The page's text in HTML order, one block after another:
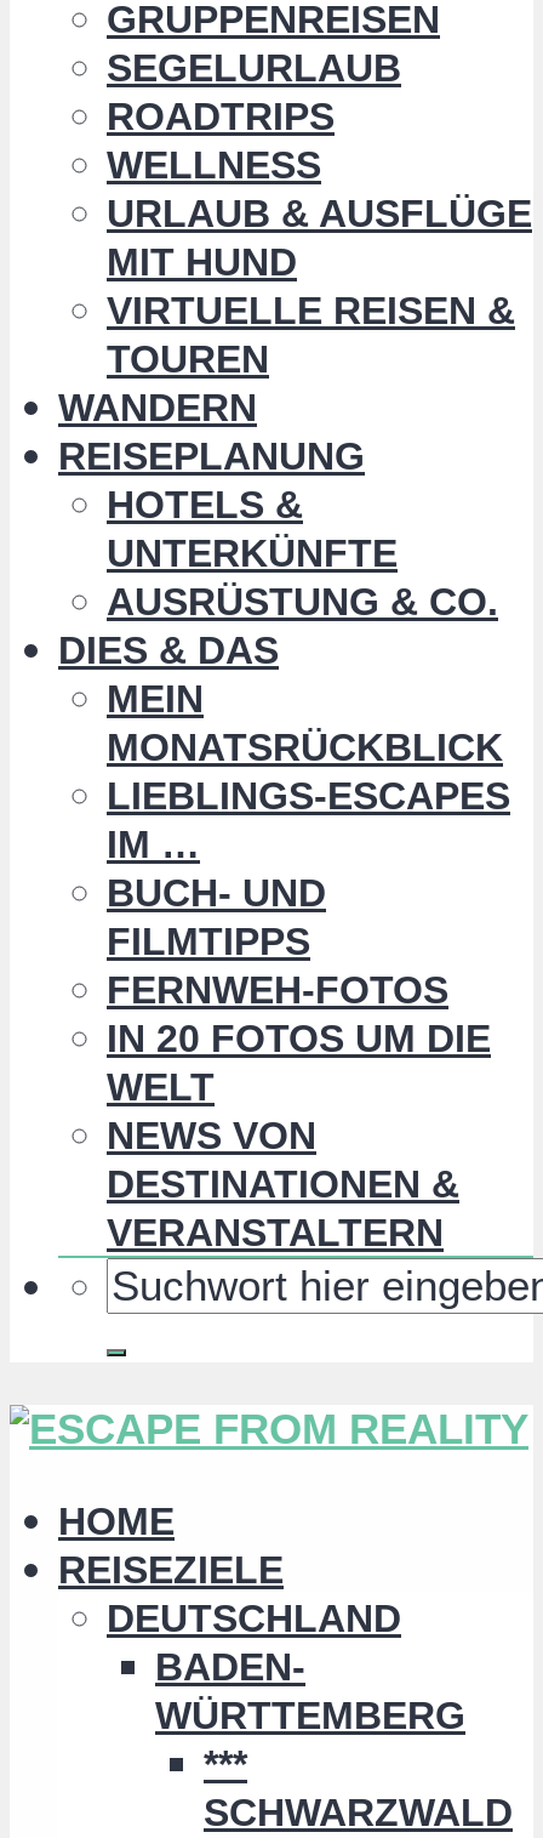
GRUPPENREISEN
SEGELURLAUB
ROADTRIPS
WELLNESS
URLAUB & AUSFLÜGE
MIT HUND
VIRTUELLE REISEN &
TOUREN
WANDERN
REISEPLANUNG
HOTELS &
UNTERKÜNFTE
AUSRÜSTUNG & CO.
DIES & DAS
MEIN
MONATSRÜCKBLICK
LIEBLINGS-ESCAPES
IM …
BUCH- UND
FILMTIPPS
FERNWEH-FOTOS
IN 20 FOTOS UM DIE
WELT
NEWS VON
DESTINATIONEN &
VERANSTALTERN
HOME
REISEZIELE
DEUTSCHLAND
BADEN-
WÜRTTEMBERG
***
SCHWARZWALD